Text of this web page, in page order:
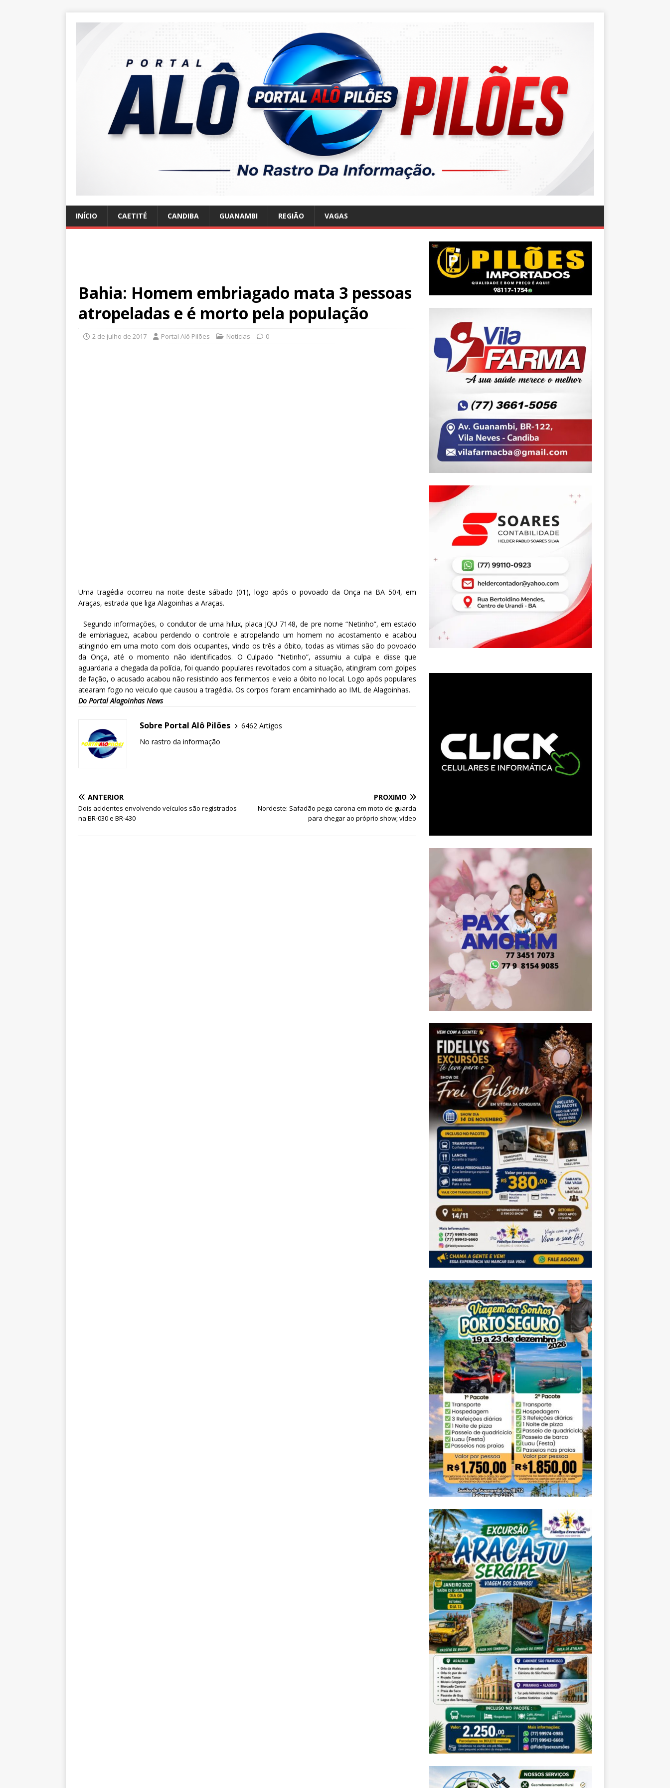
INÍCIO CAETITÉ CANDIBA GUANAMBI REGIÃO VAGAS
Bahia: Homem embriagado mata 3 pessoas
atropeladas e é morto pela população
2 de julho de 2017 Portal Alô Pilões Notícias 0
Uma tragédia ocorreu na noite deste sábado (01), logo após o povoado da Onça na BA 504, em
Araças, estrada que liga Alagoinhas a Araças.
Segundo informações, o condutor de uma hilux, placa JQU 7148, de pre nome “Netinho”, em estado
de embriaguez, acabou perdendo o controle e atropelando um homem no acostamento e acabou
atingindo em uma moto com dois ocupantes, vindo os três a óbito, todas as vitimas são do povoado
da Onça, até o momento não identificados. O Culpado “Netinho”, assumiu a culpa e disse que
aguardaria a chegada da polícia, foi quando populares revoltados com a situação, atingiram com golpes
de fação, o acusado acabou não resistindo aos ferimentos e veio a óbito no local. Logo após populares
atearam fogo no veiculo que causou a tragédia. Os corpos foram encaminhado ao IML de Alagoinhas.
Do Portal Alagoinhas News
Sobre Portal Alô Pilões
6462 Artigos
No rastro da informação
ANTERIOR
Dois acidentes envolvendo veículos são registrados
na BR-030 e BR-430
PRÓXIMO
Nordeste: Safadão pega carona em moto de guarda
para chegar ao próprio show; vídeo